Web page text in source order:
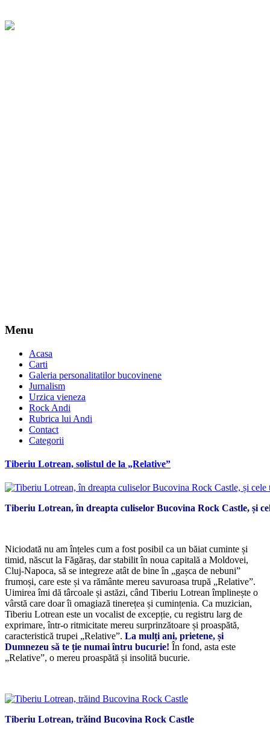
Menu
Acasa
Carti
Galeria personalitatilor bucovinene
Jurnalism
Urzica vieneza
Rock Andi
Rubrica lui Andi
Contact
Categorii
Tiberiu Lotrean, solistul de la „Relative”
Tiberiu Lotrean, în dreapta culiselor Bucovina Rock Castle, și
Niciodată nu am înțeles cum a fost posibil ca un băiat cuminte și
timid, născut la Făgăraș, dar stabilit în noua capitală a Moldovei,
Cluj-Napoca, să se integreze atât de bine în „gașca de nebuni”
frumoși, care este și va rământe mereu savuroasa trupă „Relative”.
Uimirea îmi dă târcoale și astăzi, când Tiberiu Lotrean împlinește o
vârstă care doar îi omagiază tinerețea și cumințenia. Ca muzician,
Tiberiu Lotrean este un vocalist de excepție, cu registru larg de
exprimare, într-o ritmicitate mereu surprinzătoare și proaspătă,
caracteristică trupei „Relative”. La mulți ani, prietene, și
Dumnezeu să te ție numai întru bucurie! În fond, asta este
„Relative”, o mereu proaspătă și insolită bucurie.
Tiberiu Lotrean, trăind Bucovina Rock Castle